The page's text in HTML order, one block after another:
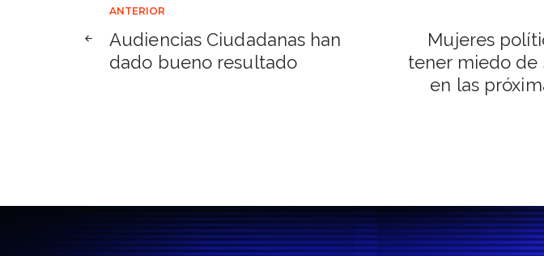
Navegación
de
ANTERIOR
Audiencias Ciudadanas han
dado bueno resultado
Mujeres
tener miedo de
en las